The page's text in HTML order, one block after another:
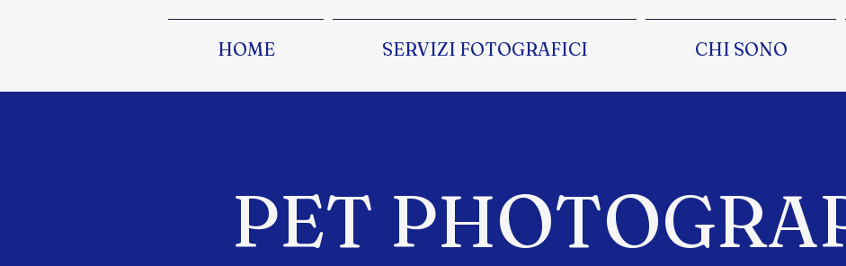
HOME SERVIZI FOTOGRAFICI CHI SONO
PET